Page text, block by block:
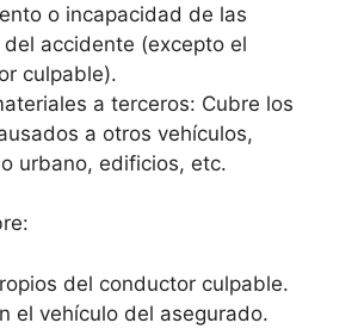
o incapacidad de las
accidente (excepto el
culpable).
a terceros: Cubre los
a otros vehículos,
urbano, edificios, etc.
del conductor culpable.
el vehículo del asegurado.